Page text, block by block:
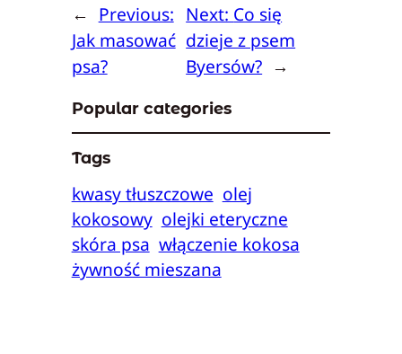
← Previous:
Jak masować
psa?
Next: Co się
dzieje z psem
Byersów? →
Popular categories
Tags
kwasy tłuszczowe olej
kokosowy olejki eteryczne
skóra psa włączenie kokosa
żywność mieszana